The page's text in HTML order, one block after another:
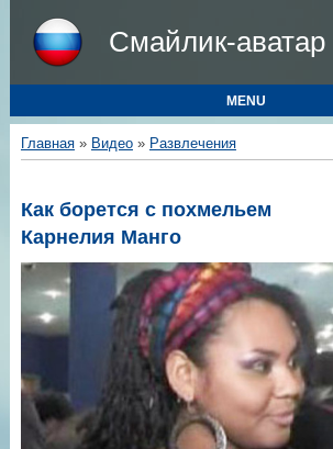
Смайлик-аватар
MENU
Главная» Видео» Развлечения
Как борется с похмельем
Карнелия Манго